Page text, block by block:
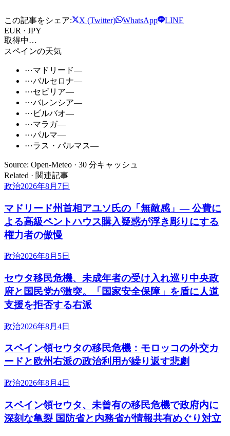
この記事をシェア: X (Twitter) WhatsApp
LINE
EUR · JPY
取得中…
スペインの天気
⋯マドリード—
⋯バルセロナ—
⋯セビリア—
⋯バレンシア—
⋯ ビルバオ—
⋯マラガ—
⋯パルマ—
⋯ラス・パルマス—
Source: Open-Meteo · 30 分キャッシュ
Related · 関連記事
政治2026年8月7日
マドリード州首相アユソ氏の「無敵感」— 公費に
よる高級ペントハウス購入疑惑が浮き彫りにする
権力者の傲慢
政治2026年8月5日
セウタ移民危機、未成年者の受け入れ巡り中央政
府と国民党が激突。「国家安全保障」を盾に人道
支援を拒否する右派
政治2026年8月4日
スペイン領セウタの移民危機：モロッコの外交カ
ードと欧州右派の政治利用が繰り返す悲劇
政治2026年8月4日
スペイン領セウタ、未曾有の移民危機で政府内に
深刻な亀裂 国防省と内務省が情報共有めぐり対立